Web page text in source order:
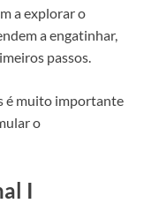
a explorar o
a engatinhar,
passos.
é muito importante
o
I